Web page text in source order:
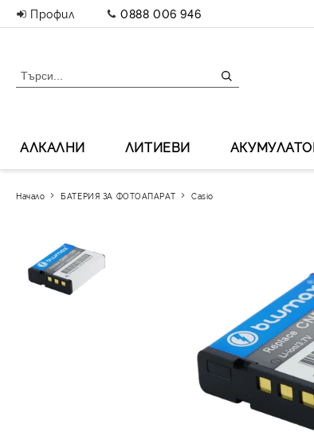
Профил 0888 006 946
АЛКАЛНИ ЛИТИЕВИ
Начало БАТЕРИЯ ЗА ФОТОАПАРАТ Casio